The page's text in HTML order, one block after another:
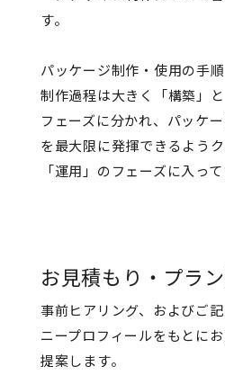
す。
パッケージ制作・使用の手順
制作過程は大きく「構築」
フェーズに分かれ、パッケ
を最大限に発揮できるよう
「運用」のフェーズに入って
お見積もり・プラ
事前ヒアリング、およびご
ニープロフィールをもとに
提案します。